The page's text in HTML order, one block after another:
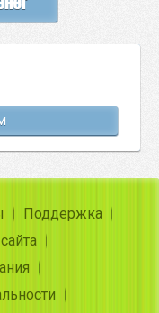
Поддержка